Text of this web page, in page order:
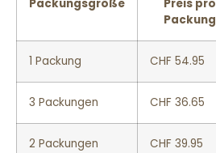
Packungsgröße
Preis pro
Packung
1 Packung CHF 54.95
3 Packungen CHF 36.65
2 Packungen CHF 39.95